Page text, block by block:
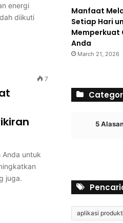
energi
diikuti
7
Anda untuk
juga.
Manfaat
Setiap Hari
Memperkuat
Anda
March 21, 2026
5
aplikasi